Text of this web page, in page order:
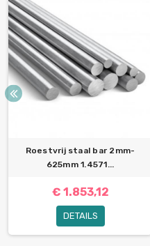
Roestvrij staal bar 2mm-
625mm 1.4571...
€ 1.853,12
DETAILS